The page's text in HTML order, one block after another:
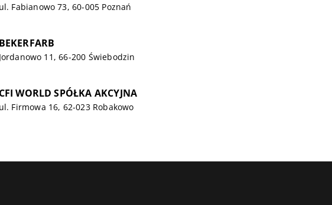
ul. Fabianowo 73, 60-005 Poznań
BEKERFARB
Jordanowo 11, 66-200 Świebodzin
CFI WORLD SPÓŁKA AKCYJNA
ul. Firmowa 16, 62-023 Robakowo